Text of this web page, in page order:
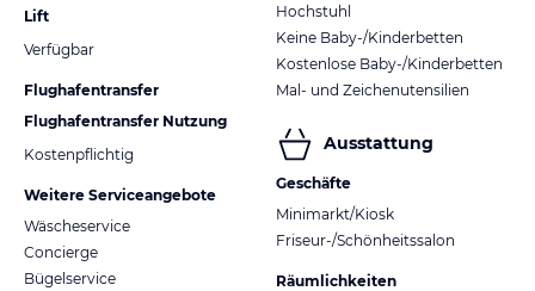
Lift
Verfügbar
Flughafentransfer
Flughafentransfer Nutzung
Kostenpflichtig
Weitere Serviceangebote
Wäscheservice
Concierge
Bügelservice
Hochstuhl
Keine Baby-/Kinderbetten
Kostenlose Baby-/Kinderbetten
Mal- und Zeichenutensilien
Ausstattung
Geschäfte
Minimarkt/Kiosk
Friseur-/Schönheitssalon
Räumlichkeiten